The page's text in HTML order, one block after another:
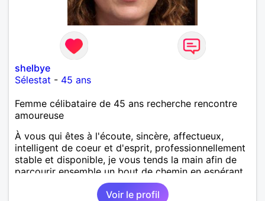
shelbye
Sélestat - 45 ans
Femme célibataire de 45 ans recherche rencontre
amoureuse
À vous qui êtes à l'écoute, sincère, affectueux,
intelligent de coeur et d'esprit, professionnellement
stable et disponible, je vous tends la main afin de
parcourir ensemble un bout de chemin en espérant
que la route soit longue.
Voir le profil